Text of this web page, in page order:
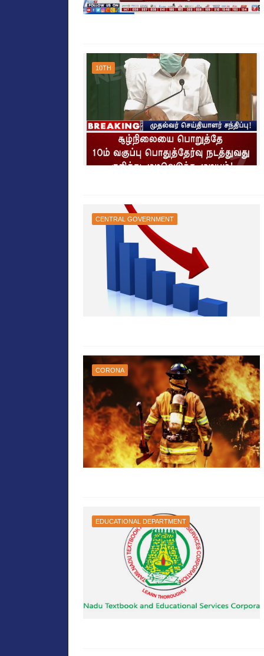
10TH
CENTRAL GOVERNMENT
CORONA
EDUCATIONAL DEPARTMENT